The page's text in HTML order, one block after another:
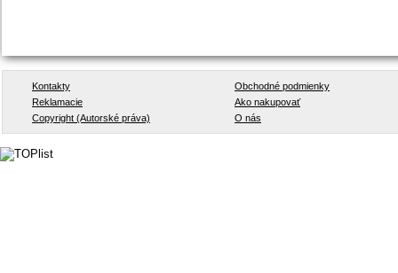
Kontakty
Obchodné podmienky
Reklamacie
Ako nakupovať
Copyright (Autorské práva)
O nás